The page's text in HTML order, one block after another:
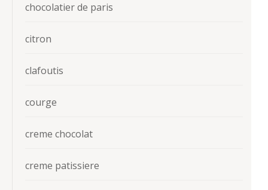
chocolatier de paris
citron
clafoutis
courge
creme chocolat
creme patissiere